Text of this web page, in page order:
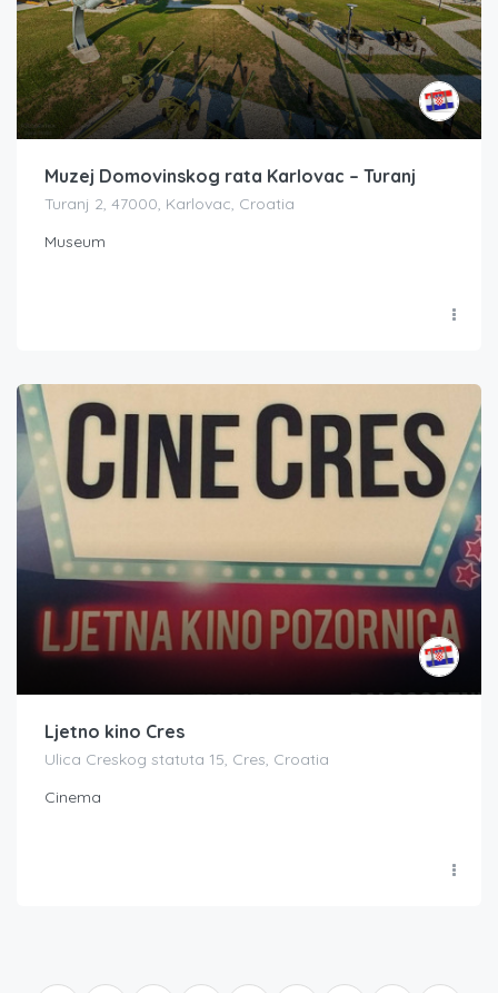
Muzej Domovinskog rata Karlovac – Turanj
Turanj 2, 47000, Karlovac, Croatia
Museum
Ljetno kino Cres
Ulica Creskog statuta 15, Cres, Croatia
Cinema